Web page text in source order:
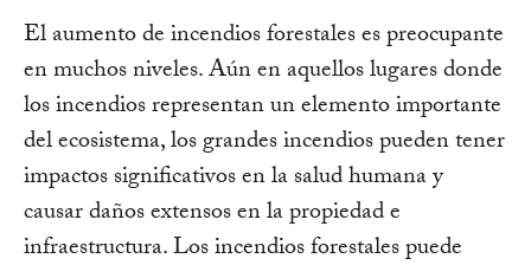
El aumento de incendios forestales es preocupante
en muchos niveles. Aún en aquellos lugares donde
los incendios representan un elemento importante
del ecosistema, los grandes incendios pueden tener
impactos significativos en la salud humana y
causar daños extensos en la propiedad e
infraestructura. Los incendios forestales puede